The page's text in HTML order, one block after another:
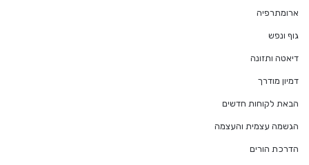
ארומתרפיה
גוף ונפש
דיאטה ותזונה
דמיון מודרך
הבאת לקוחות חדשים
הגשמה עצמית והעצמה
הדרכת הורים